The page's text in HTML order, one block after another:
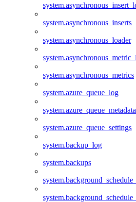
system.asynchronous_inserts
system.asynchronous_loader
system.asynchronous_metrics
system.azure_queue_log
system.azure_queue_settings
system.backup_log
system.backups